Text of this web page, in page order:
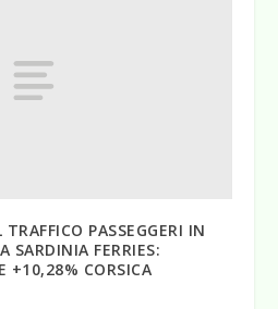
PASSEGGERI IN
SARDINIA FERRIES:
+10,28% CORSICA